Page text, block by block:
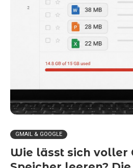
GMAIL & GOOGLE
Wie lässt sich voller